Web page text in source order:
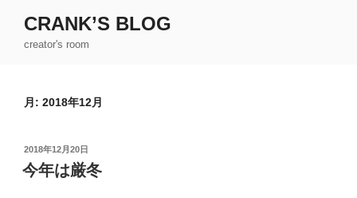
CRANK’S BLOG
creator's room
月: 2018年12月
投
稿
日:
2018年12月20日
今年は厳冬